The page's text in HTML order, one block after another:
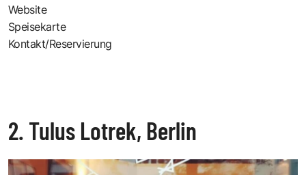
Website
Speisekarte
Kontakt/Reservierung
2. Tulus Lotrek, Berlin